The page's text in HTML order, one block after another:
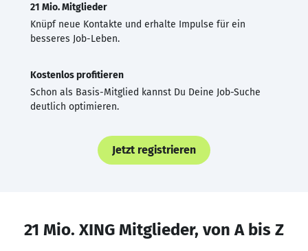
21 Mio. Mitglieder
Knüpf neue Kontakte und erhalte Impulse für ein
besseres Job-Leben.
Kostenlos profitieren
Schon als Basis-Mitglied kannst Du Deine Job-Suche
deutlich optimieren.
Jetzt registrieren
21 Mio. XING Mitglieder, von A bis Z